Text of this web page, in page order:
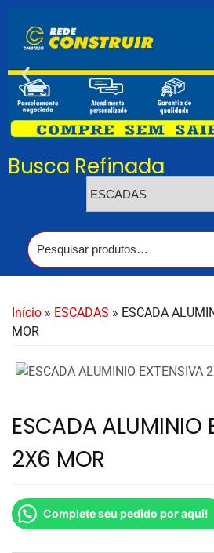
Busca Refinada
Início » ESCADAS » ESCADA
MOR
ESCADA ALUMINIO
2X6 MOR
Complete seu pedido por aqui!